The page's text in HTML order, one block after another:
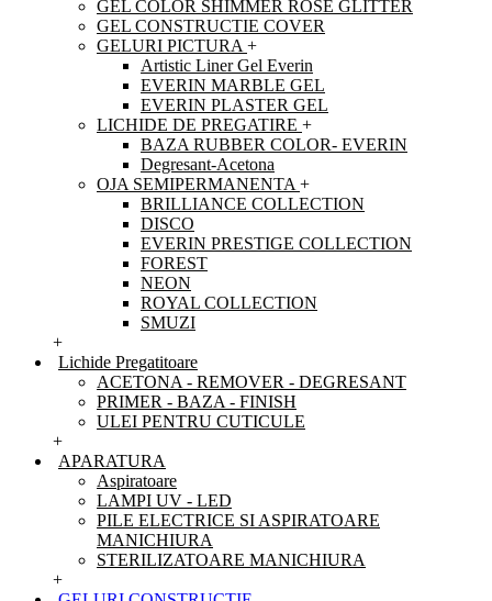
GEL COLOR SHIMMER ROSE GLITTER
GEL CONSTRUCTIE COVER
GELURI PICTURA +
Artistic Liner Gel Everin
EVERIN MARBLE GEL
EVERIN PLASTER GEL
LICHIDE DE PREGATIRE +
BAZA RUBBER COLOR- EVERIN
Degresant-Acetona
OJA SEMIPERMANENTA +
BRILLIANCE COLLECTION
DISCO
EVERIN PRESTIGE COLLECTION
FOREST
NEON
ROYAL COLLECTION
SMUZI
+
Lichide Pregatitoare
ACETONA - REMOVER - DEGRESANT
PRIMER - BAZA - FINISH
ULEI PENTRU CUTICULE
+
APARATURA
Aspiratoare
LAMPI UV - LED
PILE ELECTRICE SI ASPIRATOARE
MANICHIURA
STERILIZATOARE MANICHIURA
+